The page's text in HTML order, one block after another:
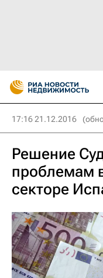
17:16 21.12.2016
Решение
проблемам
секторе